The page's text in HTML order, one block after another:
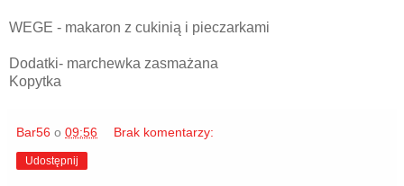
WEGE - makaron z cukinią i pieczarkami
Dodatki- marchewka zasmażana
Kopytka
Bar56 o 09:56 Brak komentarzy:
Udostępnij